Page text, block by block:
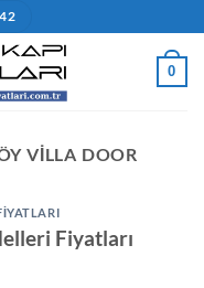
0
VILLA DOOR
Fiyatları